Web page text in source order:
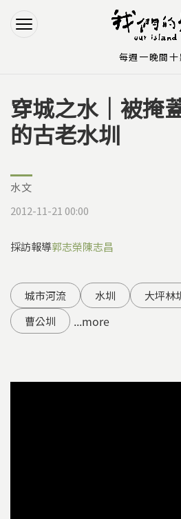
Jump to
Jump to Main
您在這裡
穿城之水｜被掩
的古老水圳
水文
2012-11-21 00:00
採訪報導郭志榮陳志昌
城市河流 水圳 大坪林
曹公圳
...more
每週一晚間十